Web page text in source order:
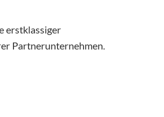
erstklassiger
Partnerunternehmen.